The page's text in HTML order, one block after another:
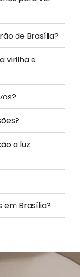
de Brasília?
virilha e
a luz
em Brasília?